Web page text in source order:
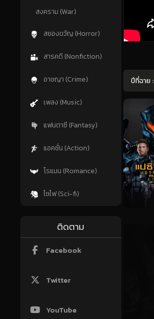
สงคราม (War)
สยองขวัญ (Horror)
สารคดี (Nonfiction)
อาชญา (Crime)
เพลง (Music)
แฟนตาซี (Fantasy)
แอคชั่น (Action)
โรแมน (Romance)
ไซไฟ (Sci-fi)
ติดตาม
Facebook
Twitter
YouTube
ปีที่ฉาย :